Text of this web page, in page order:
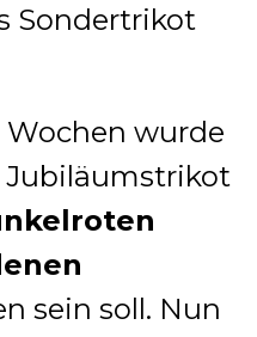
Sondertrikot
wurde
Jubiläumstrikot
sein soll. Nun